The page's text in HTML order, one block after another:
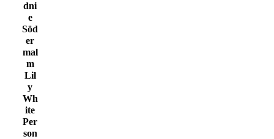
dni
e
Söd
er
mal
m
Lil
y
Wh
ite
Per
son